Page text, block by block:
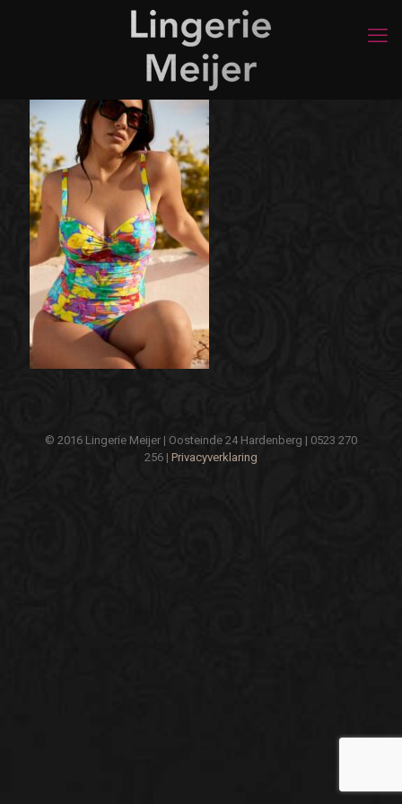
© 2016 Lingerie Meijer | Oosteinde 24 Hardenberg | 0523 270
256 | Privacyverklaring